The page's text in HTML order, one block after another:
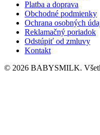
Platba a doprava
Obchodné podmienky
Ochrana osobných
Reklamačný poriadok
Odstúpiť od zmluvy
Kontakt
© 2026 BABYSMILK.